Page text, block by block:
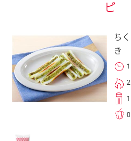
ピ
ち
き